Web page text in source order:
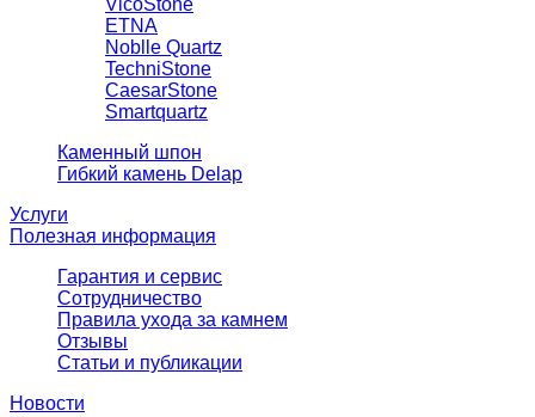
VicoStone
ETNA
Noblle Quartz
TechniStone
CaesarStone
Smartquartz
Каменный шпон
Гибкий камень Delap
Услуги
Полезная информация
Гарантия и сервис
Сотрудничество
Правила ухода за камнем
Отзывы
Статьи и публикации
Новости